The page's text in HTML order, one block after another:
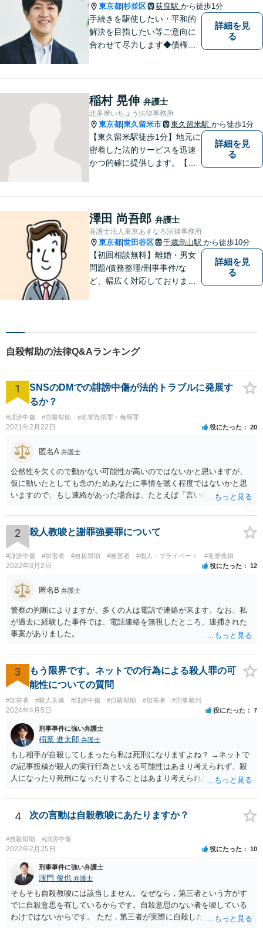
東京都 杉並区 荻窪駅 から徒歩1分
手続きを駆使したい・平和的
解決を目指したい等ご意向に
合わせて尽力します◆債権回
電気工事等】【請負代金、売
掛代金】今すぐにお電話くだ
さい。
詳細を見
る
稲村 晃伸 弁護士
北多摩いちょう法律事務所
東京都 東久留米市 東久留米駅 から徒歩1分
【東久留米駅徒歩1分】地元に
密着した法的サービスを迅速
かつ的確に提供します。【当
納得のいく解決を目指して、
全力を尽くします。【法テラ
ス利用可能】
詳細を見
る
澤田 尚吾郎 弁護士
弁護士法人東京あすなろ法律事務所
東京都 世田谷区 千歳烏山駅 から徒歩10分
【初回相談無料】離婚・男女
問題/債務整理/刑事事件/な
ど、幅広く対応しておりま
した弁護活動を行います。
【電話相談可】
詳細を見
る
自殺幇助の法律Q&Aランキング
1
SNSのDMでの誹謗中傷が法的トラブルに発展す
るか？
#誹謗中傷 #自殺幇助 #名誉毀損罪・侮辱罪
2021年2月22日 役にたった 20
匿名A 弁護士
公然性を欠くので動かない可能性が高いのではないかと思いますが、
仮に動いたとしても念のためあなたに事情を聴く程度ではないかと思
いますので、もし連絡があった場合は、たとえば「言い過ぎた部分が
ジでのやりとりなので、公然性がないことが明らかなので、名誉毀損
や侮辱には当たらないと考えているが、相手は何らかの理由で公然性
があると言っているのか」と反省の意を示しつつ、なぜ警察が連絡し
てきたのか尋ねることが考えられます。
2 殺人教唆と謝罪強要罪について
#誹謗中傷 #加害者 #自殺幇助 #被害者 #個人・プライベート #名誉毀損
2022年3月2日 役にたった 12
匿名B 弁護士
警察の判断によりますが、多くの人は電話で連絡が来ます。なお、私
が過去に経験した事件では、電話連絡を無視したところ、逮捕された
事案がありました。
3
もう限界です。ネットでの行為による殺人罪の可
能性についての質問
#加害者 #殺人未遂 #誹謗中傷 #自殺幇助 #加害者 #刑事裁判
2024年4月5日 役にたった 7
刑事事件に強い弁護士
稲葉 進太郎 弁護士
もし相手が自殺してしまったら私は死刑になりますよね？ →ネットで
の記事投稿が殺人の実行行為といえる可能性はあまり考えられず、殺
人になったり死刑になったりすることはあまり考えられないように思
4 次の言動は自殺教唆にあたりますか？
#自殺幇助 #誹謗中傷
2022年2月25日 役にたった 10
刑事事件に強い弁護士
濵門 俊也 弁護士
そもそも自殺教唆には該当しません。なぜなら，第三者という方がす
でに自殺意思を有しているからです。自殺意思のない者を唆している
わけではないからです。 ただ，第三者が実際に自殺した場合，あなた